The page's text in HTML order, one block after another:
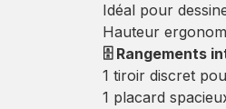
Idéal pour
Hauteur
🗄️ Rangements
1 tiroir discret
1 placard